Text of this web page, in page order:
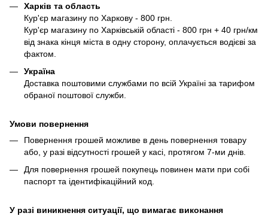
Харків та область
Кур'єр магазину по Харкову - 800 грн.
Кур'єр магазину по Харківській області - 800 грн + 40 грн/км
від знака кінця міста в одну сторону, оплачується водієві за
фактом.
Україна
Доставка поштовими службами по всій Україні за тарифом
обраної поштової служби.
Умови повернення
Повернення грошей можливе в день повернення товару
або, у разі відсутності грошей у касі, протягом 7-ми днів.
Для повернення грошей покупець повинен мати при собі
паспорт та ідентифікаційний код.
У разі виникнення ситуації, що вимагає виконання